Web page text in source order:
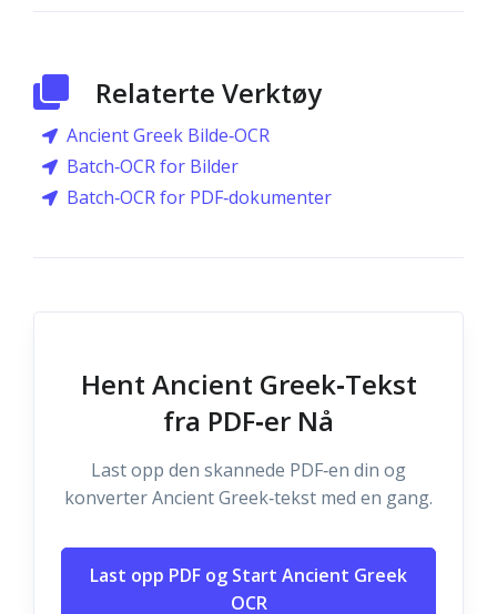
Relaterte Verktøy
Ancient Greek Bilde‑OCR
Batch‑OCR for Bilder
Batch‑OCR for PDF‑dokumenter
Hent Ancient Greek‑Tekst
fra PDF‑er Nå
Last opp den skannede PDF‑en din og
konverter Ancient Greek‑tekst med en gang.
Last opp PDF og Start Ancient Greek
OCR